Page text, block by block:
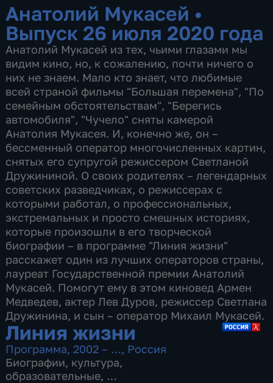
Анатолий Мукасей •
Выпуск 26 июля 2020 года
Анатолий Мукасей из тех, чьими глазами мы
видим кино, но, к сожалению, почти ничего о
них не знаем. Мало кто знает, что любимые
всей страной фильмы "Большая перемена", "По
семейным обстоятельствам", "Берегись
автомобиля", "Чучело" сняты камерой
Анатолия Мукасея. И, конечно же, он –
бессменный оператор многочисленных картин,
снятых его супругой режиссером Светланой
Дружининой. О своих родителях – легендарных
советских разведчиках, о режиссерах с
которыми работал, о профессиональных,
экстремальных и просто смешных историях,
которые произошли в его творческой
биографии – в программе "Линия жизни"
расскажет один из лучших операторов страны,
лауреат Государственной премии Анатолий
Мукасей. Помогут ему в этом киновед Армен
Медведев, актер Лев Дуров, режиссер Светлана
Дружинина, и сын – оператор Михаил Мукасей.
Линия жизни
Программа, 2002 – …, Россия
Биографии, культура,
образовательные,